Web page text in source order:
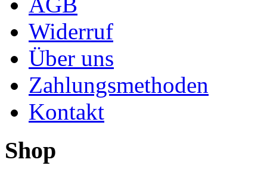
Widerruf
Über uns
Zahlungsmethoden
Kontakt
Shop